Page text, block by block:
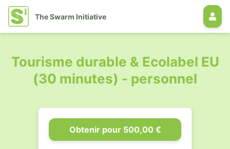
The Swarm Initiative
Tourisme durable & Ecolabel EU
(30 minutes) - personnel
Obtenir pour 500,00 €